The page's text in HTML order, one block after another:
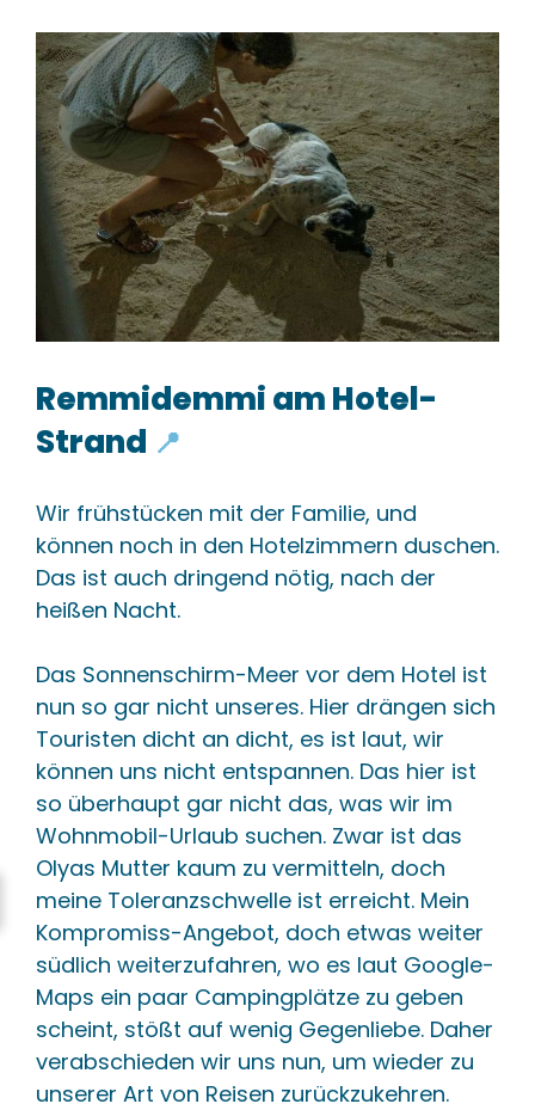
Remmidemmi amHotel-
Strand 📍
Wir frühstücken mit der Familie, und
können noch in den Hotelzimmern duschen.
Das ist auch dringend nötig, nach der
heißen Nacht.
Das Sonnenschirm-Meer vor dem Hotel ist
nun so gar nicht unseres. Hier drängen sich
Touristen dicht an dicht, es ist laut, wir
können uns nicht entspannen. Das hier ist
so überhaupt gar nicht das, was wir im
Wohnmobil-Urlaub suchen. Zwar ist das
Olyas Mutter kaum zu vermitteln, doch
meine Toleranzschwelle ist erreicht. Mein
Kompromiss-Angebot, doch etwas weiter
südlich weiterzufahren, wo es laut Google-
Maps ein paar Campingplätze zu geben
scheint, stößt auf wenig Gegenliebe. Daher
verabschieden wir uns nun, um wieder zu
unserer Art von Reisen zurückzukehren.